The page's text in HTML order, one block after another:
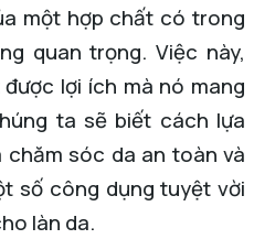
một hợp chất có trong
quan trọng. Việc này,
lợi ích mà nó mang
ta sẽ biết cách lựa
sóc da an toàn và
số công dụng tuyệt vời
làn da.